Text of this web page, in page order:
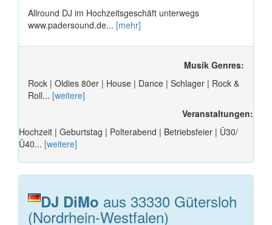
Allround DJ im Hochzeitsgeschäft unterwegs
www.padersound.de... [mehr]
Musik Genres:
Rock | Oldies 80er | House | Dance | Schlager | Rock &
Roll... [weitere]
Veranstaltungen:
Hochzeit | Geburtstag | Polterabend | Betriebsfeier | Ü30/
Ü40... [weitere]
DJ DiMo aus 33330 Gütersloh
(Nordrhein-Westfalen)